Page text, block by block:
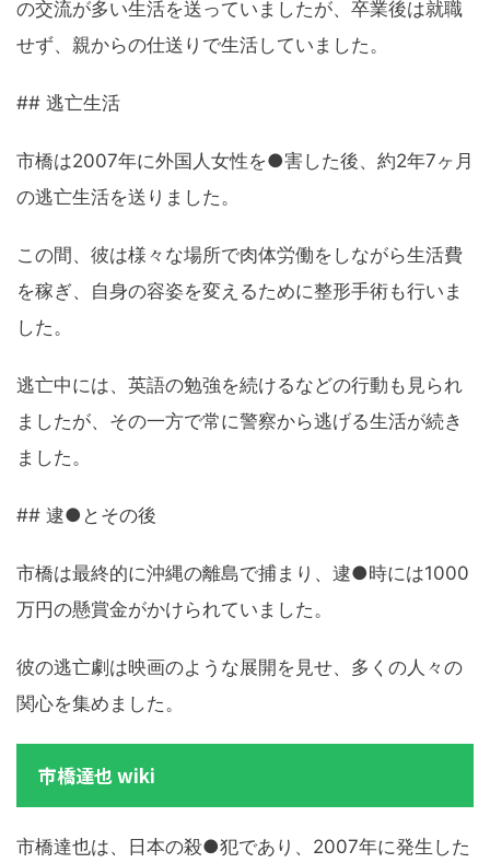
の交流が多い生活を送っていましたが、卒業後は就職
せず、親からの仕送りで生活していました。
## 逃亡生活
市橋は2007年に外国人女性を●害した後、約2年7ヶ月
の逃亡生活を送りました。
この間、彼は様々な場所で肉体労働をしながら生活費
を稼ぎ、自身の容姿を変えるために整形手術も行いま
した。
逃亡中には、英語の勉強を続けるなどの行動も見られ
ましたが、その一方で常に警察から逃げる生活が続き
ました。
## 逮●とその後
市橋は最終的に沖縄の離島で捕まり、逮●時には1000
万円の懸賞金がかけられていました。
彼の逃亡劇は映画のような展開を見せ、多くの人々の
関心を集めました。
市橋達也 wiki
市橋達也は、日本の殺●犯であり、2007年に発生した